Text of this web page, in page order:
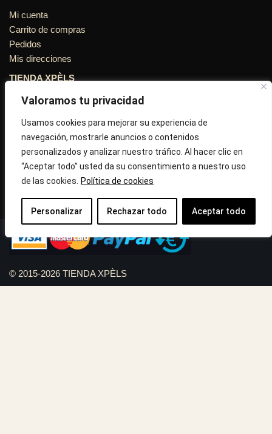
Valoramos tu privacidad
Usamos cookies para mejorar su experiencia de
navegación, mostrarle anuncios o contenidos
personalizados y analizar nuestro tráfico. Al hacer clic en
“Aceptar todo” usted da su consentimiento a nuestro uso
de las cookies.
Política de cookies
Personalizar Rechazar todo Aceptar todo
Mi cuenta
Carrito de compras
Pedidos
Mis direcciones
TIENDA XPÈLS
Avinguda Molins de Rei Nº 3
08755, Barcelona, Cataluña, España
Horario: Lun-Vie 09:30h a 13:30h y 16:45h a 20:00h - Sab
10:30h a 14:.00h
Correo:info@tiendaxpels.com
© 2015-2026 TIENDA XPÈLS